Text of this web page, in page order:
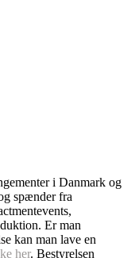
i Danmark og
spænder fra
Er man
kan man lave en
her. Bestyrelsen